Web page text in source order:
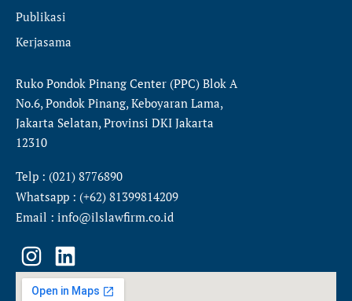
Publikasi
Kerjasama
Ruko Pondok Pinang Center (PPC) Blok A
No.6, Pondok Pinang, Keboyaran Lama,
Jakarta Selatan, Provinsi DKI Jakarta
12310
Telp : (021) 8776890
Whatsapp : (+62) 81399814209
Email : info@ilslawfirm.co.id
I
n
s
L
i
n